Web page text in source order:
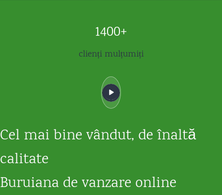
- Cumpărați iarbă
iarbă
1400+
clienți mulțumiți
Cel mai bine vândut, de înaltă
calitate
Buruiana de vanzare online